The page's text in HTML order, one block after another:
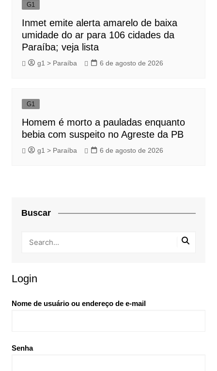
G1
Inmet emite alerta amarelo de baixa
umidade do ar para 106 cidades da
Paraíba; veja lista
g1 > Paraíba 6 de agosto de 2026
G1
Homem é morto a pauladas enquanto
bebia com suspeito no Agreste da PB
g1 > Paraíba 6 de agosto de 2026
Buscar
Login
Nome de usuário ou endereço de e-mail
Senha